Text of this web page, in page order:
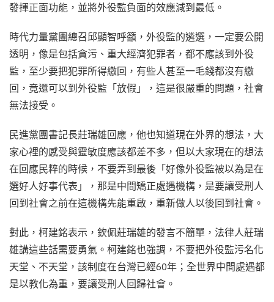
發揮正面功能，並將外役監負面的效應減到最低。
時代力量黨團總召邱顯智呼籲，外役監的遴選，一定要公開
透明，像是包括貪污、重大經濟犯罪者，都不應該到外役
監，至少要把犯罪所得繳回，有些人甚至一毛錢都沒有繳
回，竟還可以到外役監「放假」，這是很嚴重的問題，社會
無法接受。
民進黨團書記長莊瑞雄回應，他也知道現在外界的想法，大
家心裡的感受與靈敏度應該都差不多，但以大家現在的想法
在回應民粹的時候，不要弄到最後「好像外役監被以為是在
選好人好事代表」，那是中間矯正處遇機構，是要讓受刑人
回到社會之前在這機構先能重啟，重新做人以後回到社會。
對此，柯建銘表示，欽佩莊瑞雄的發言不簡單，法律人莊瑞
雄講這些話需要勇氣。柯建銘也強調，不要把外役監污名化
天堂、不天堂，該制度在台灣已經60年；全世界中間處遇都
是以教化為重，要讓受刑人回歸社會。